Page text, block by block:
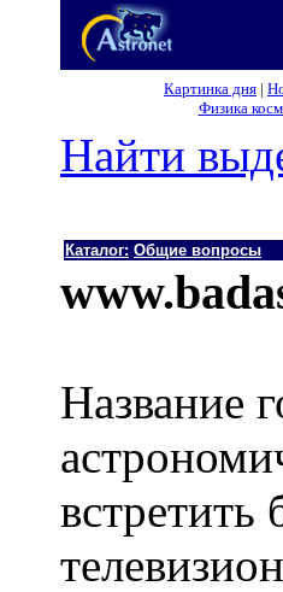
Картинка дня |
Физика
Найти
Каталог: Общие вопросы
Название